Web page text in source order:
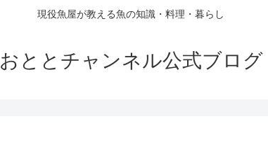
現役魚屋が教える魚の知識・料理・暮らし
おととチャンネル公式ブログ